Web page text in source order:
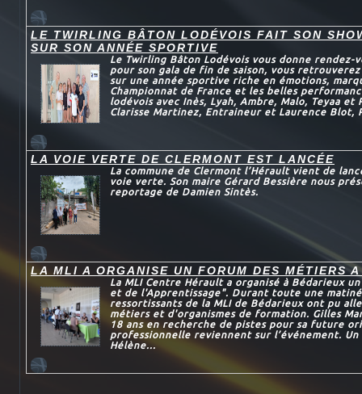
LE TWIRLING BÂTON LODÉVOIS FAIT SON
SUR SON ANNÉE SPORTIVE
Le Twirling Bâton Lodévois vous donne rendez-
pour son gala de fin de saison, vous
sur une année sportive riche en émotions,
Championnat de France et les belles
lodévois avec Inès, Lyah, Ambre, Malo, Teyaa et
Clarisse Martinez, Entraineur et Laurence Blot,
LA VOIE VERTE DE CLERMONT EST LANCÉE
La commune de Clermont l’Hérault vient de
voie verte. Son maire Gérard Bessière nous
reportage de Damien Sintès.
LA MLI A ORGANISE UN FORUM DES MÉTIERS
La MLI Centre Hérault a organisé à Bédarieux
et de l'Apprentissage". Durant toute une
ressortissants de la MLI de Bédarieux ont pu
métiers et d'organismes de formation. Gilles
18 ans en recherche de pistes pour sa future
professionnelle reviennent sur l’événement.
Hélène...